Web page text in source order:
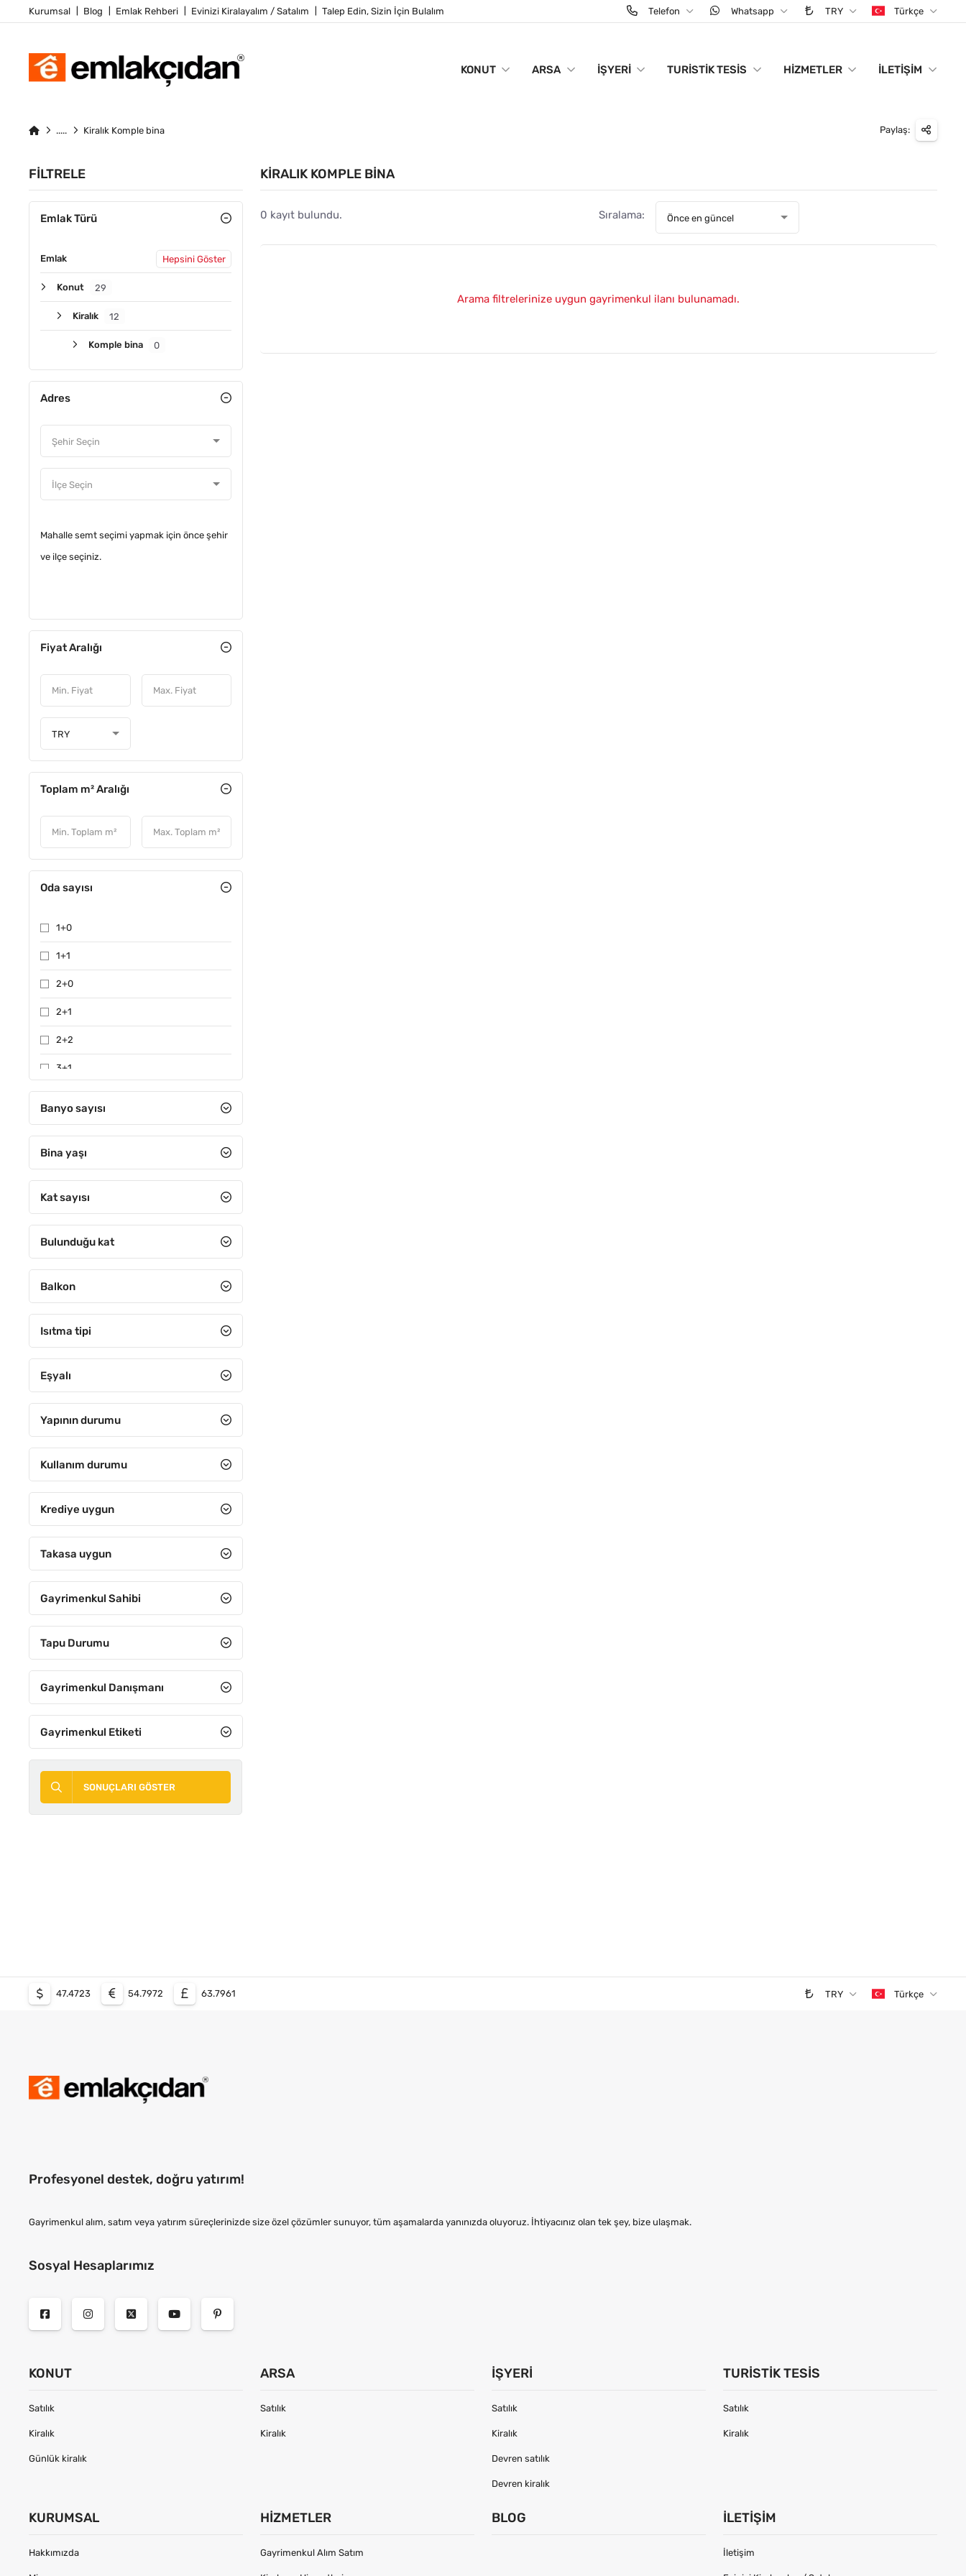
Kurumsal Blog Emlak Rehberi Evinizi Kiralayalım / Satalım Talep Edin, Sizin İçin Bulalım Telefon Whatsapp TRY Türkçe
KONUT ARSA İŞYERI TURISTIK TESIS HIZMETLER İLETIŞIM
Kiralık Komple bina Paylaş:
FILTRELE
Emlak Türü
Emlak Hepsini Göster
Konut 29
Kiralık 12
Komple bina 0
Adres
Mahalle semt seçimi yapmak için önce şehir
ve ilçe seçiniz.
Fiyat Aralığı
TRY
Toplam m² Aralığı
Oda sayısı
1+0
1+1
2+0
2+1
2+2
3+1
4+1
4+2
4+3
5+3
6+1
6+2
6+3
7+1
7+3
8+1
8+2
8+3
8+4
9+1
9+2
9+3
9+4
Banyo sayısı
Bina yaşı
Kat sayısı
Bulunduğu kat
Balkon
Isıtma tipi
Eşyalı
Yapının durumu
Kullanım durumu
Krediye uygun
Takasa uygun
Gayrimenkul Sahibi
Tapu Durumu
Gayrimenkul Danışmanı
Gayrimenkul Etiketi
SONUÇLARI GÖSTER
KIRALIK KOMPLE BINA
0 kayıt bulundu. Sıralama: Önce en güncel
Arama filtrelerinize uygun gayrimenkul ilanı bulunamadı.
47.4723 54.7972 63.7961 TRY Türkçe
Profesyonel destek, doğru yatırım!
Gayrimenkul alım, satım veya yatırım süreçlerinizde size özel çözümler sunuyor, tüm aşamalarda yanınızda oluyoruz. İhtiyacınız olan tek şey, bize ulaşmak.
Sosyal Hesaplarımız
KONUT
Satılık
Kiralık
Günlük kiralık
ARSA
Satılık
Kiralık
İŞYERI
Satılık
Kiralık
Devren satılık
Devren kiralık
TURISTIK TESIS
Satılık
Kiralık
KURUMSAL
Hakkımızda
HIZMETLER
Gayrimenkul Alım Satım
BLOG İLETIŞIM
İletişim